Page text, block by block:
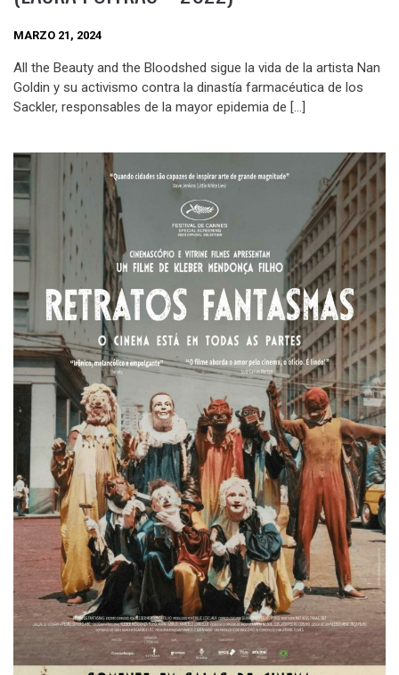
MARZO 21, 2024
All the Beauty and the Bloodshed sigue la vida de la artista Nan
Goldin y su activismo contra la dinastía farmacéutica de los
Sackler, responsables de la mayor epidemia de […]